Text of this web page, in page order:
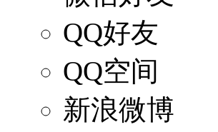
QQ好友
QQ空间
新浪微博